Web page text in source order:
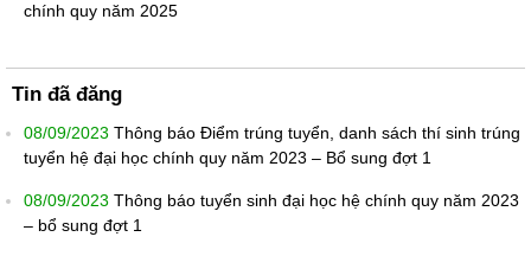
chính quy năm 2025
Tin đã đăng
08/09/2023 Thông báo Điểm trúng tuyển, danh sách thí sinh trúng
tuyển hệ đại học chính quy năm 2023 – Bổ sung đợt 1
08/09/2023 Thông báo tuyển sinh đại học hệ chính quy năm 2023
– bổ sung đợt 1